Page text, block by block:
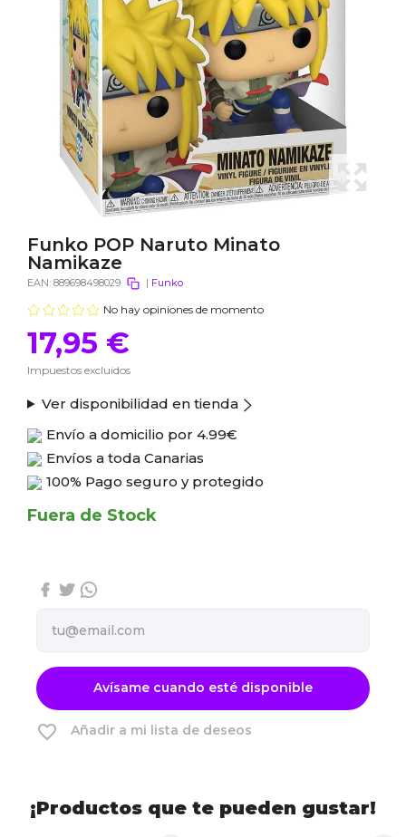
Funko POP Naruto Minato
Namikaze
EAN: 889698498029 | Funko
No hay opiniones de momento
17,95 €
Impuestos excluidos
Ver disponibilidad en tienda
Envío a domicilio por 4.99€
Envíos a toda Canarias
100% Pago seguro y protegido
Fuera de Stock
Avísame cuando esté disponible
favorite_border Añadir a mi lista de deseos
¡Productos que te pueden gustar!